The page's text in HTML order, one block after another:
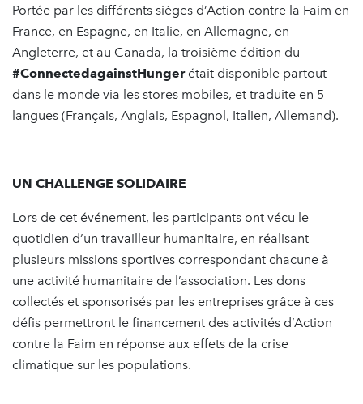
Portée par les différents sièges d’Action contre la Faim en
France, en Espagne, en Italie, en Allemagne, en
Angleterre, et au Canada, la troisième édition du
#ConnectedagainstHungerétait disponible partout
dans le monde via les stores mobiles, et traduite en 5
langues (Français, Anglais, Espagnol, Italien, Allemand).
UN CHALLENGE SOLIDAIRE
Lors de cet événement, les participants ont vécu le
quotidien d’un travailleur humanitaire, en réalisant
plusieurs missions sportives correspondant chacune à
une activité humanitaire de l’association. Les dons
collectés et sponsorisés par les entreprises grâce à ces
défis permettront le financement des activités d’Action
contre la Faim en réponse aux effets de la crise
climatique sur les populations.